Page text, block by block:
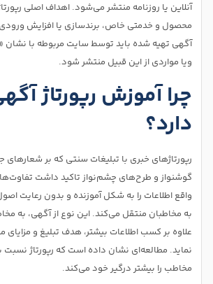
آنلاین یا روزنامه منتشر می‌شود. اهداف اصلی رپورتاژ
محصول و خدمتی خاص، برندسازی یا افزایش
آگهی تهیه شده باید توسط سایت مربوطه با نشان
ویا مواردی از این قبیل منتشر شود.
چرا آموزش رپورتاژ
دارد؟
رپورتاژهای خبری با تبلیغات سنتی که بر
گوشنواز و طرح‌های چشم‌نواز تاکید داشت
واقع اطلاعات را به شکل آموزنده و بدون رعایت
به مخاطبان منتقل می‌کند. این نوع از آگهی، به
علاوه بر کسب اطلاعات بیشتر، هدف تبلیغ و
نماید. مطالعه‌ای نشان داده است که رپورتاژ نسبت
مخاطب را بیشتر درگیر خود می‌کند.